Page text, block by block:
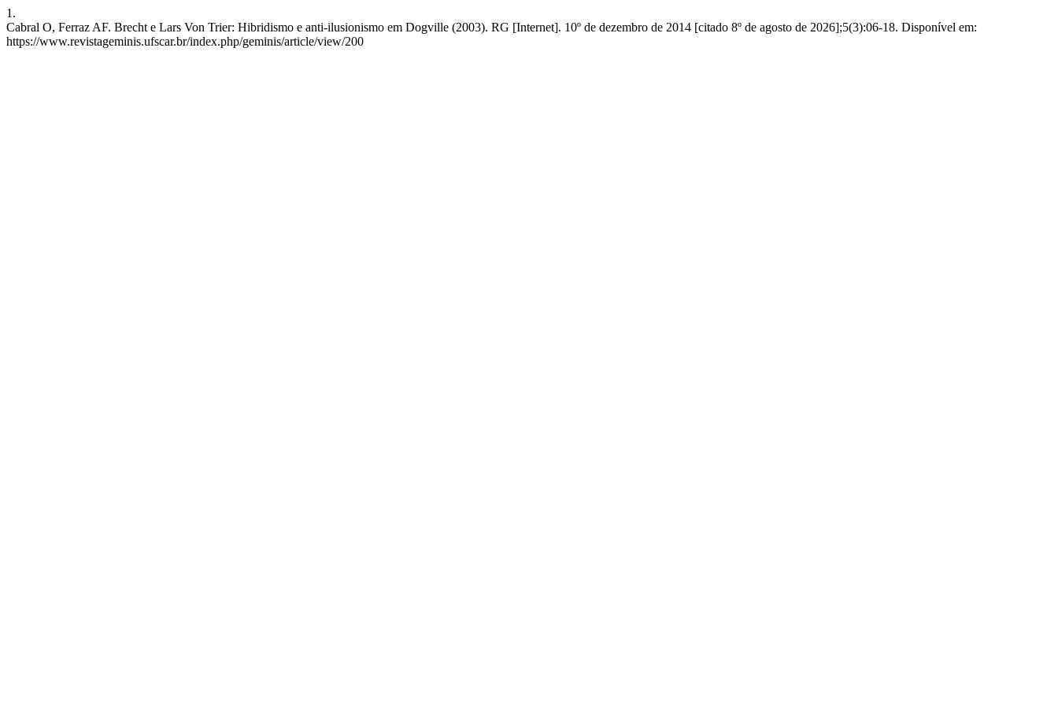
1.
Cabral O, Ferraz AF. Brecht e Lars Von Trier: Hibridismo e anti-ilusionismo em Dogville (2003). RG [Internet]. 10º de dezembro de 2014 [citado 8º de agosto de 2026];5(3):06-18. Disponível em:
https://www.revistageminis.ufscar.br/index.php/geminis/article/view/200